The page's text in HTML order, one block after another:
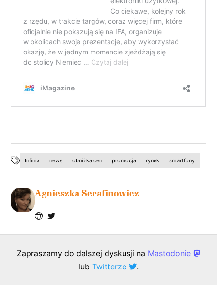
Infinix news obniżka cen promocja rynek smartfony
Agnieszka Serafinowicz
Zapraszamy do dalszej dyskusji na Mastodonie
lub Twitterze .